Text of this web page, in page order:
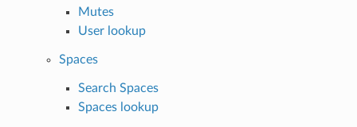
Mutes
User lookup
Spaces
Search Spaces
Spaces lookup